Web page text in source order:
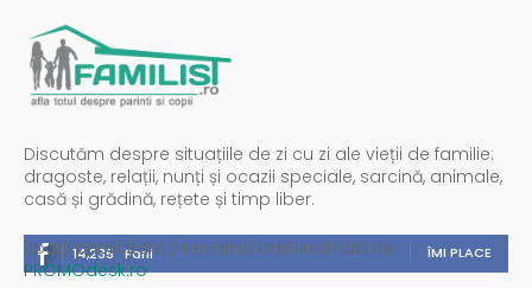
Discutăm despre situațiile de zi cu zi ale vieții de familie:
dragoste, relații, nunți și ocazii speciale, sarcină, animale,
casă și grădină, rețete și timp liber.
14,235 Fani ÎMI PLACE
Spații publicitare / reclamă administrată de
PROMOdesk.ro